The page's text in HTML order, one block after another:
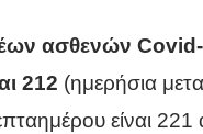
ασθενών
212 (ημερήσια
είναι 221